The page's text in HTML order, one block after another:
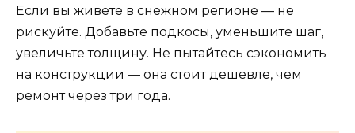
Если вы живёте в снежном регионе — не
рискуйте. Добавьте подкосы, уменьшите шаг,
увеличьте толщину. Не пытайтесь сэкономить
на конструкции — она стоит дешевле, чем
ремонт через три года.